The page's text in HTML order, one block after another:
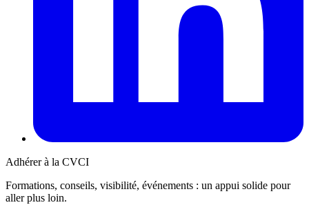
Adhérer à la CVCI
Formations, conseils, visibilité, événements : un appui solide pour
aller plus loin.